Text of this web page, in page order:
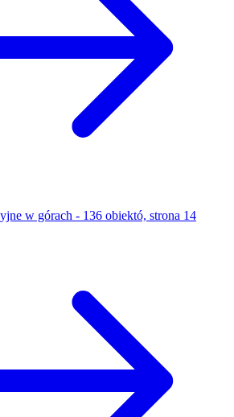
w górach - 136 obiektó, strona 14